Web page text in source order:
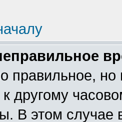
правильное,
другому
В этом